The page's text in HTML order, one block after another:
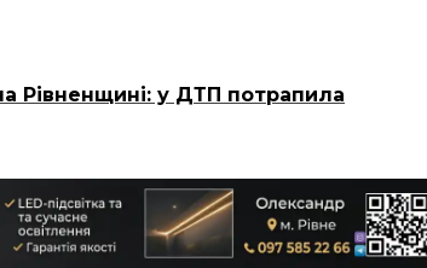
Рівненщині: у ДТП потрапила